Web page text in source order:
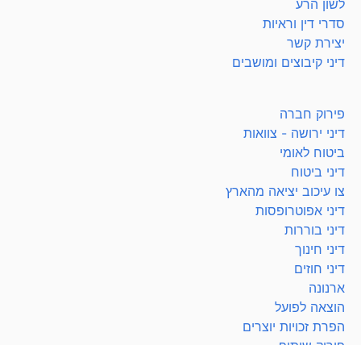
לשון הרע
סדרי דין וראיות
יצירת קשר
דיני קיבוצים ומושבים
פירוק חברה
דיני ירושה - צוואות
ביטוח לאומי
דיני ביטוח
צו עיכוב יציאה מהארץ
דיני אפוטרופסות
דיני בוררות
דיני חינוך
דיני חוזים
ארנונה
הוצאה לפועל
הפרת זכויות יוצרים